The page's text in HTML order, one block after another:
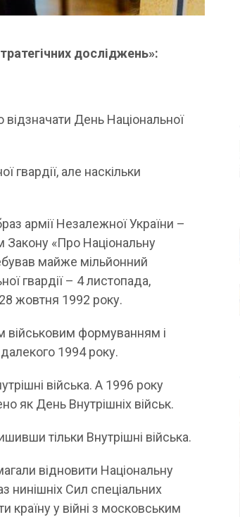
досліджень»:
День Національної
гвардії, але наскільки
армії Незалежної України –
Закону «Про Національну
майже мільйонний
гвардії – 4 листопада,
жовтня 1992 року.
військовим формуванням і
1994 року.
війська. А 1996 року
як День Внутрішніх військ.
тільки Внутрішні війська.
відновити Національну
нинішніх Сил спеціальних
країну у війні з московським